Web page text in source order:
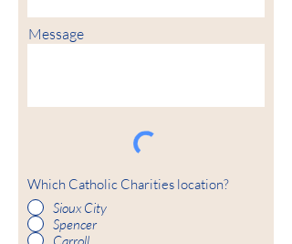
Message
Which Catholic Charities location?
Sioux City
Spencer
Carroll